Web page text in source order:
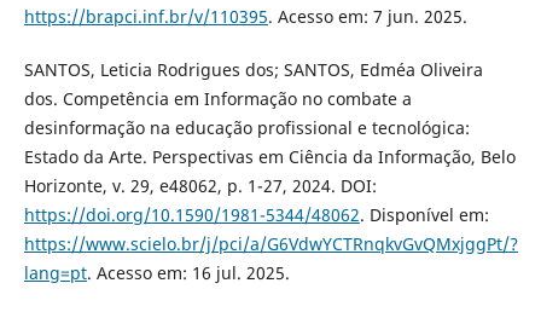
https://brapci.inf.br/v/110395. Acesso em: 7 jun. 2025.
SANTOS, Leticia Rodrigues dos; SANTOS, Edméa Oliveira
dos. Competência em Informação no combate a
desinformação na educação profissional e tecnológica:
Estado da Arte. Perspectivas em Ciência da Informação, Belo
Horizonte, v. 29, e48062, p. 1-27, 2024. DOI:
https://doi.org/10.1590/1981-5344/48062. Disponível em:
https://www.scielo.br/j/pci/a/G6VdwYCTRnqkvGvQMxjggPt/?
lang=pt. Acesso em: 16 jul. 2025.